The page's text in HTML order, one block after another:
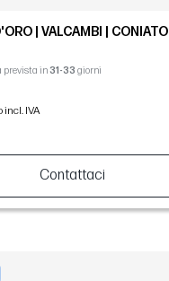
| VALCAMBI | CONIATO
prevista in 31-33 giorni
incl. IVA
Contattaci